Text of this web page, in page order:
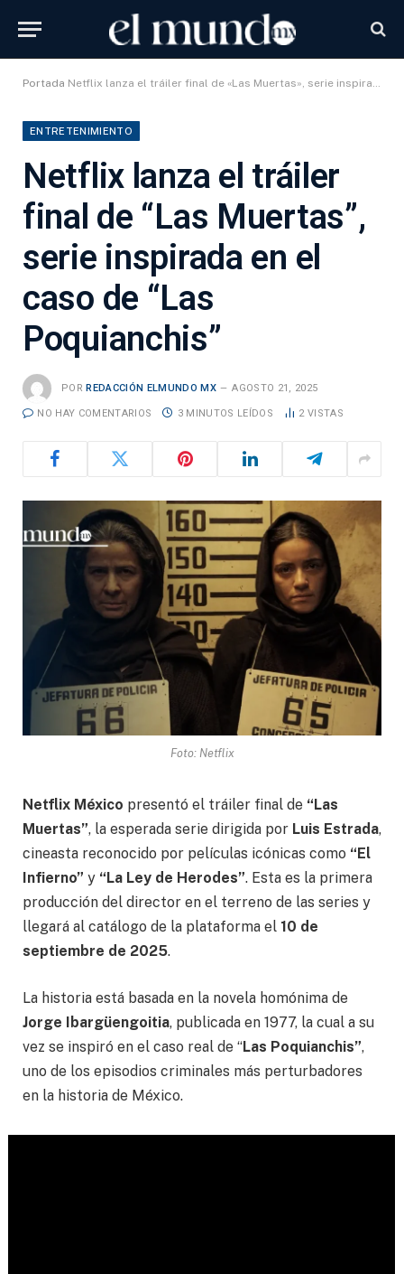
Portada Netflix lanza el tráiler final de «Las Muertas», serie inspirada en el caso de «Las Poquianchis»
ENTRETENIMIENTO
Netflix lanza el tráiler
final de “Las Muertas”,
serie inspirada en el
caso de “Las
Poquianchis”
POR REDACCIÓN ELMUNDO MX AGOSTO 21, 2025
NO HAY COMENTARIOS 3 MINUTOS LEÍDOS 2 VISTAS
Foto: Netflix
Netflix México presentó el tráiler final de “Las
Muertas”, la esperada serie dirigida por Luis Estrada,
cineasta reconocido por películas icónicas como “El
Infierno” y “La Ley de Herodes”. Esta es la primera
producción del director en el terreno de las series y
llegará al catálogo de la plataforma el 10 de
septiembre de 2025.
La historia está basada en la novela homónima de
Jorge Ibargüengoitia, publicada en 1977, la cual a su
vez se inspiró en el caso real de “Las Poquianchis”,
uno de los episodios criminales más perturbadores
en la historia de México.